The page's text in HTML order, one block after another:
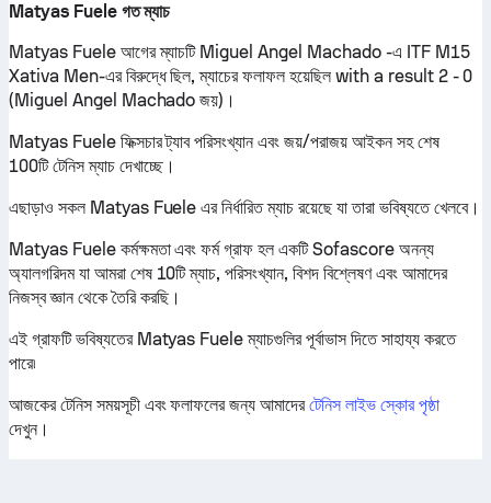
Matyas Fuele গত ম্যাচ
Matyas Fuele আগের ম্যাচটি Miguel Angel Machado -এ ITF M15
Xativa Men-এর বিরুদ্ধে ছিল, ম্যাচের ফলাফল হয়েছিল with a result 2 - 0
(Miguel Angel Machado জয়)।
Matyas Fuele ফিক্সচার ট্যাব পরিসংখ্যান এবং জয়/পরাজয় আইকন সহ শেষ
100টি টেনিস ম্যাচ দেখাচ্ছে।
এছাড়াও সকল Matyas Fuele এর নির্ধারিত ম্যাচ রয়েছে যা তারা ভবিষ্যতে খেলবে।
Matyas Fuele কর্মক্ষমতা এবং ফর্ম গ্রাফ হল একটি Sofascore অনন্য
অ্যালগরিদম যা আমরা শেষ 10টি ম্যাচ, পরিসংখ্যান, বিশদ বিশ্লেষণ এবং আমাদের
নিজস্ব জ্ঞান থেকে তৈরি করছি।
এই গ্রাফটি ভবিষ্যতের Matyas Fuele ম্যাচগুলির পূর্বাভাস দিতে সাহায্য করতে
পারে৷
আজকের টেনিস সময়সূচী এবং ফলাফলের জন্য আমাদেরটেনিস লাইভ স্কোর পৃষ্ঠা
দেখুন।